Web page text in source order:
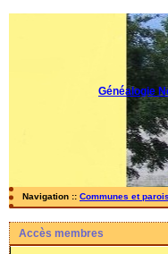
Généalogie
Navigation :: Communes et
Accès membres